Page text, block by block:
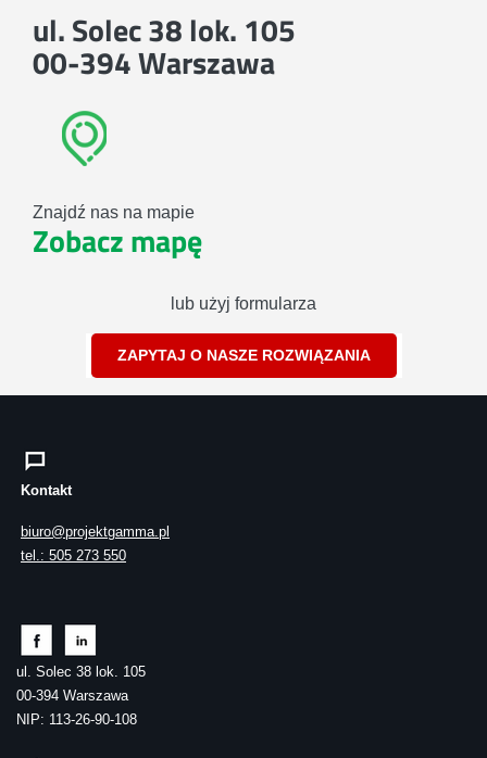
ul. Solec 38 lok. 105
00-394 Warszawa
Znajdź nas na mapie
Zobacz mapę
lub użyj formularza
ZAPYTAJ O NASZE ROZWIĄZANIA
Kontakt
biuro@projektgamma.pl
tel.: 505 273 550
ul. Solec 38 lok. 105
00-394 Warszawa
NIP: 113-26-90-108